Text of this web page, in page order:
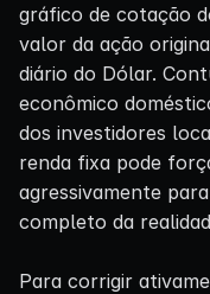
gráfico de cotação
valor da ação
diário do Dólar.
econômico
dos investidores
renda fixa pode
agressivamente
completo da
Para corrigir